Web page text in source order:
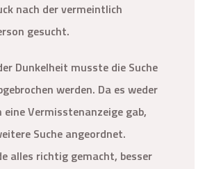
nach der vermeintlich
gesucht.
Dunkelheit musste die Suche
werden. Da es weder
eine Vermisstenanzeige gab,
Suche angeordnet.
alles richtig gemacht, besser